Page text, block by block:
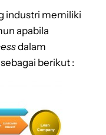
industri memiliki
apabila
dalam
berikut :